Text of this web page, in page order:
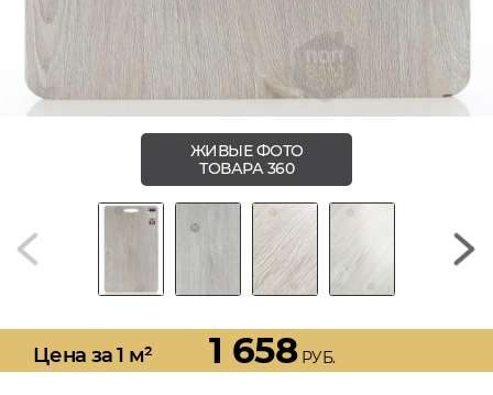
ЖИВЫЕ ФОТО
ТОВАРА 360
Цена за 1 м² 1 658РУБ.